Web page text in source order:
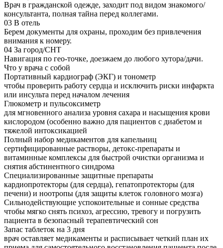
Врач в гражданской одежде, заходит под видом знакомого/
консультанта, полная тайна перед коллегами.
03 В отель
Берем документы для охраны, проходим без привлечения
внимания к номеру.
04 За город/СНТ
Навигация по гео-точке, доезжаем до любого хутора/дачи.
Что у врача с собой
Портативный кардиограф (ЭКГ) и тонометр
чтобы проверить работу сердца и исключить риски инфаркта
или инсульта перед началом лечения
Глюкометр и пульсоксиметр
для мгновенного анализа уровня сахара и насыщения крови
кислородом (особенно важно для пациентов с диабетом и
тяжелой интоксикацией
Полный набор медикаментов для капельниц
сертифицированные растворы, детокс-препараты и
витаминные комплексы для быстрой очистки организма и
снятия абстинентного синдрома
Специализированные защитные препараты
кардиопротекторы (для сердца), гепатопротекторы (для
печени) и ноотропы (для защиты клеток головного мозга)
Сильнодействующие успокоительные и сонные средства
чтобы мягко снять психоз, агрессию, тревогу и погрузить
пациента в безопасный терапевтический сон
Запас таблеток на 3 дня
врач оставляет медикаменты и расписывает четкий план их